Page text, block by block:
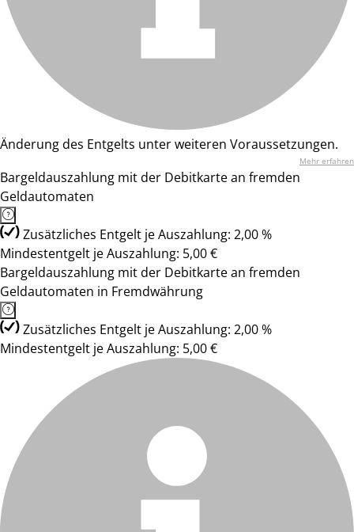
Änderung des Entgelts unter weiteren Voraussetzungen.
Mehr erfahren
Bargeldauszahlung mit der Debitkarte an fremden
Geldautomaten
Zusätzliches Entgelt je Auszahlung: 2,00 %
Mindestentgelt je Auszahlung: 5,00 €
Bargeldauszahlung mit der Debitkarte an fremden
Geldautomaten in Fremdwährung
Zusätzliches Entgelt je Auszahlung: 2,00 %
Mindestentgelt je Auszahlung: 5,00 €